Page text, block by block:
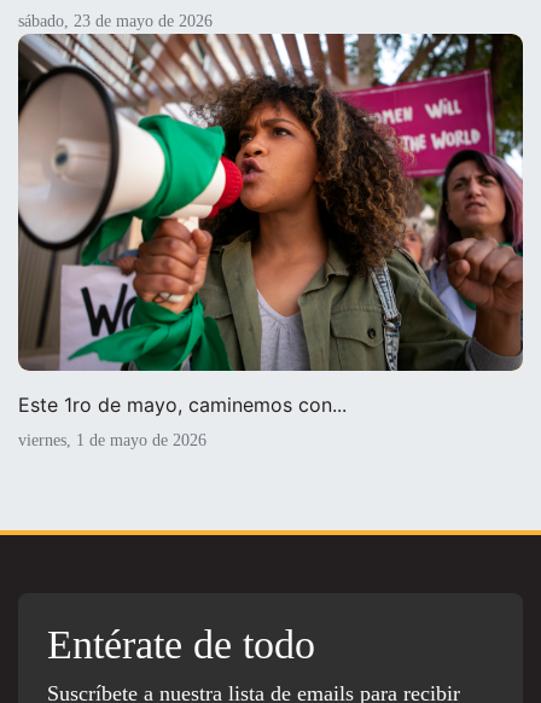
sábado, 23 de mayo de 2026
Este 1ro de mayo, caminemos con...
viernes, 1 de mayo de 2026
Entérate de todo
Suscríbete a nuestra lista de emails para recibir